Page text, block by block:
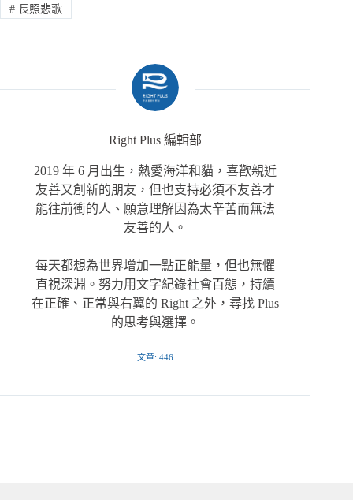
#長照悲歌
Right Plus 編輯部
2019 年 6 月出生，熱愛海洋和貓，喜歡親近
友善又創新的朋友，但也支持必須不友善才
能往前衝的人、願意理解因為太辛苦而無法
友善的人。
每天都想為世界增加一點正能量，但也無懼
直視深淵。努力用文字紀錄社會百態，持續
在正確、正常與右翼的 Right 之外，尋找 Plus
的思考與選擇。
文章: 446